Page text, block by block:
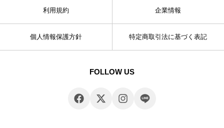
利用規約 企業情報
個人情報保護方針 特定商取引法に基づく表記
FOLLOW US